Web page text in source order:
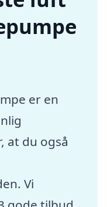
er en
at du også
Vi